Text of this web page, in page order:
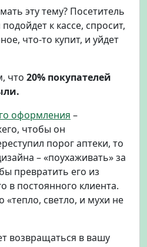
эту тему? Посетитель
к кассе, спросит,
что-то купит, и уйдет
что 20% покупателей
оформления –
чтобы он
порог аптеки, то
– «поухаживать» за
превратить его из
в постоянного клиента.
светло, и мухи не
возвращаться в вашу